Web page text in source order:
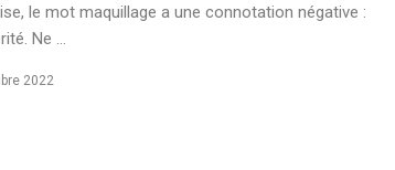
le mot maquillage a une connotation négative :
Ne ...
2022